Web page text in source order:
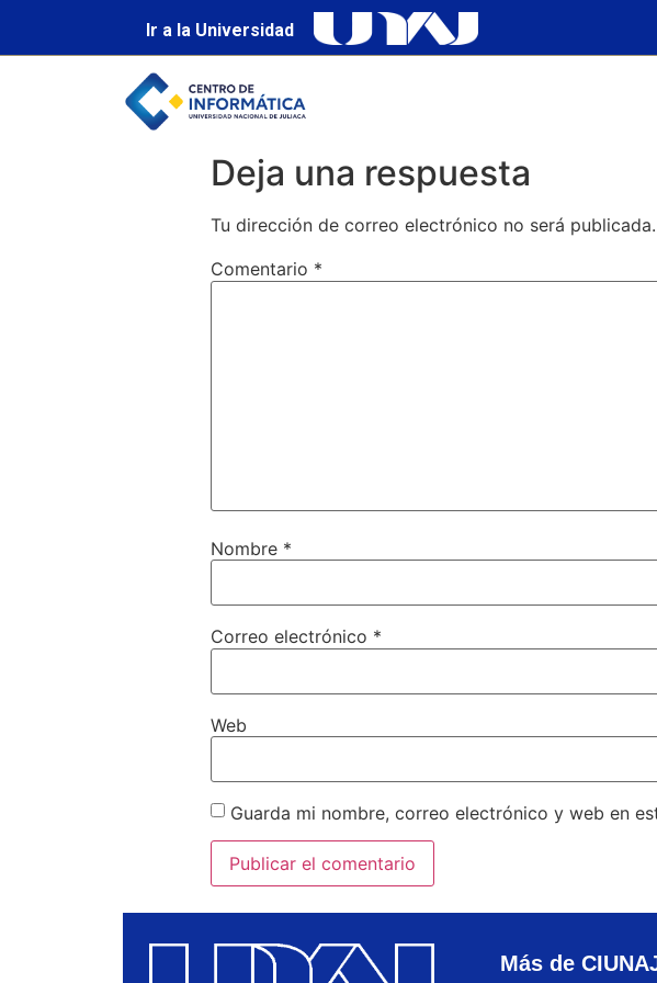
Ir a la Universidad
Deja una respuesta
Tu dirección de correo electrónico no será publicada.
Comentario *
Nombre *
Correo electrónico *
Web
Guarda mi nombre, correo electrónico y web en
Más de